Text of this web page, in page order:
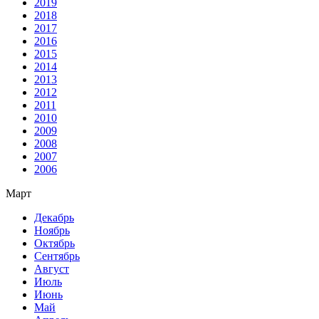
2019
2018
2017
2016
2015
2014
2013
2012
2011
2010
2009
2008
2007
2006
Март
Декабрь
Ноябрь
Октябрь
Сентябрь
Август
Июль
Июнь
Май